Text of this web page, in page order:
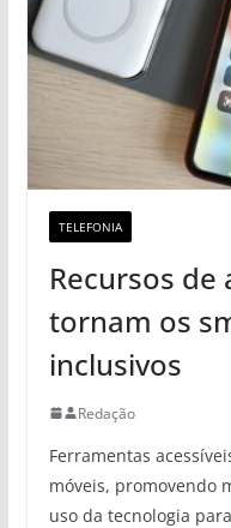
TELEFONIA
Recursos de
tornam os
inclusivos
Redação
Ferramentas
móveis, promovendo
uso da tecnologia